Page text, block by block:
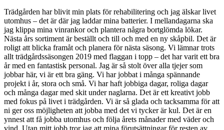
Trädgården har blivit min plats för rehabilitering och jag älskar livet
utomhus – det är där jag laddar mina batterier. I mellandagarna ska
jag klippa mina vinrankor och plantera några bortglömda lökar.
Nästa års sortiment är beställt och till och med en ny skåpbil. Det är
roligt att blicka framåt och planera för nästa säsong. Vi lämnar trots
allt trädgårdssäsongen 2019 med flaggan i topp – det har varit ett bra
år med en fantastisk personal. Jag är så stolt över alla tjejer som
jobbar här, vi är ett bra gäng. Vi har jobbat i många spännande
projekt i år, stora och små. Vi har haft jobbiga dagar, roliga dagar
och många dagar med skit under naglarna. Det är ett kreativt jobb
med fokus på livet i trädgården. Vi är så glada och tacksamma för att
ni ger oss möjligheten att jobba med det vi tycker är kul. Det är en
ynnest att få jobba utomhus och följa årets månader med väder och